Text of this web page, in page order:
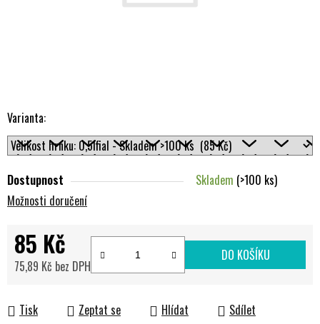
Varianta:
Dostupnost Skladem (>100 ks)
Možnosti doručení
85 Kč
75,89 Kč bez DPH
DO KOŠÍKU
Tisk Zeptat se Hlídat Sdílet